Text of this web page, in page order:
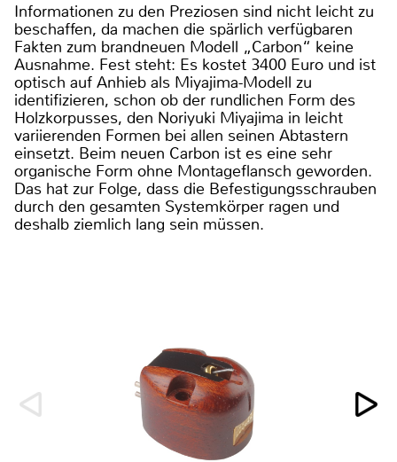
Informationen zu den Preziosen sind nicht leicht zu
beschaffen, da machen die spärlich verfügbaren
Fakten zum brandneuen Modell „Carbon“ keine
Ausnahme. Fest steht: Es kostet 3400 Euro und ist
optisch auf Anhieb als Miyajima-Modell zu
identifizieren, schon ob der rundlichen Form des
Holzkorpusses, den Noriyuki Miyajima in leicht
variierenden Formen bei allen seinen Abtastern
einsetzt. Beim neuen Carbon ist es eine sehr
organische Form ohne Montageflansch geworden.
Das hat zur Folge, dass die Befestigungsschrauben
durch den gesamten Systemkörper ragen und
deshalb ziemlich lang sein müssen.